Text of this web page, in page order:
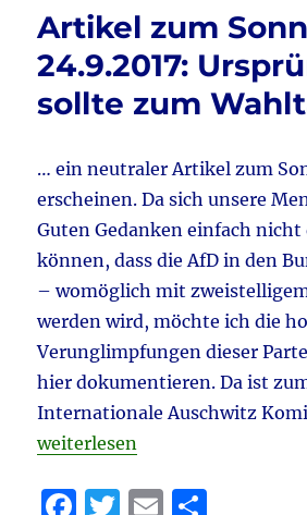
o
o
k
Artikel zum
24.9.2017:
sollte zum
… ein neutraler Artikel zum
erscheinen. Da sich unsere
Guten Gedanken einfach
können, dass die AfD in den
– womöglich mit
werden wird, möchte ich die
Verunglimpfungen dieser
hier dokumentieren. Da ist
Internationale Auschwitz
„Artikel zum Sonntag
weiterlesen